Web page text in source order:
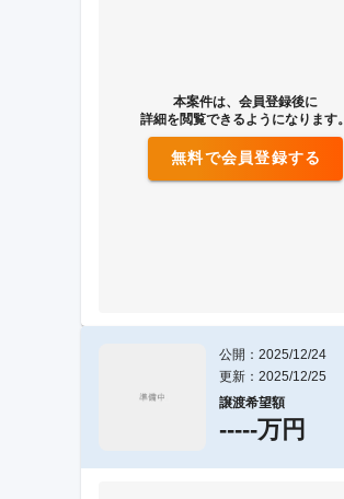
本案件は、会員登録後に
詳細を閲覧できるようになります。
無料で会員登録する
公開：2025/12/24
更新：2025/12/25
譲渡希望額
-----万円